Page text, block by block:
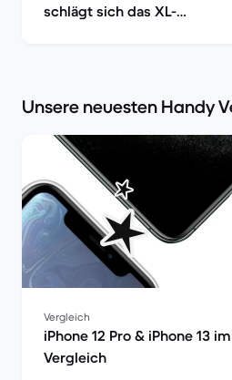
schlägt sich das XL-
Unsere neuesten Handy
Vergleich
iPhone 12 Pro & iPhone 13 im
Vergleich